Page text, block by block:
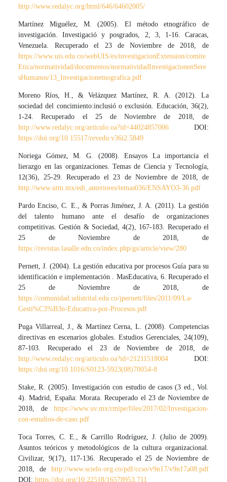
http://www.redalyc.org/html/646/64602005/
Martínez Miguélez, M. (2005). El método etnográfico de
investigación. Investigació y posgrados, 2, 3, 1-16. Caracas,
Venezuela. Recuperado el 23 de Noviembre de 2018, de
https://www.uis.edu.co/webUIS/es/investigacionExtension/comite
Etica/normatividad/documentos/normatividadInvestigacionenSere
sHumanos/13_Investigacionetnografica.pdf
Moreno Ríos, H., & Velázquez Martínez, R. A. (2012). La
sociedad del concimiento:inclusió o exclusión. Educación, 36(2),
1-24. Recuperado el 25 de Noviembre de 2018, de
http://www.redalyc.org/articulo.oa?id=44024857006 DOI:
https://doi.org/10.15517/revedu.v36i2.5849
Noriega Gómez, M. G. (2008). Ensayos La importancia el
lierazgo en las organizaciones. Temas de Ciencia y Tecnología,
12(36), 25-29. Recuperado el 23 de Noviembre de 2018, de
http://www.utm.mx/edi_anteriores/temas036/ENSAYO3-36.pdf
Pardo Enciso, C. E., & Porras Jiménez, J. A. (2011). La gestión
del talento humano ante el desafío de organizaciones
competitivas. Gestión & Sociedad, 4(2), 167-183. Recuperado el
25 de Noviembre de 2018, de
https://revistas.lasalle.edu.co/index.php/gs/article/view/280
Pernett, J. (2004). La gestión educativa por procesos Guía para su
identificación e implementación . MasEducativa, 6. Recuperado el
25 de Noviembre de 2018, de
https://comunidad.udistrital.edu.co/jpernett/files/2011/09/La-
Gesti%C3%B3n-Educativa-por-Procesos.pdf
Puga Villarreal, J., & Martínez Cerna, L. (2008). Competencias
directivas en escenarios globales. Estudios Gerenciales, 24(109),
87-103. Recuperado el 23 de Noviembre de 2018, de
http://www.redalyc.org/articulo.oa?id=21211518004 DOI:
https://doi.org/10.1016/S0123-5923(08)70054-8
Stake, R. (2005). Investigación con estudio de casos (3 ed., Vol.
4). Madrid, España: Morata. Recuperado el 23 de Noviembre de
2018, de https://www.uv.mx/rmipe/files/2017/02/Investigacion-
con-estudios-de-caso.pdf
Toca Torres, C. E., & Carrillo Rodríguez, J. (Julio de 2009).
Asuntos teóricos y metodológicos de la cultura organizacional.
Civilizar, 9(17), 117-136. Recuperado el 25 de Noviembre de
2018, de http://www.scielo.org.co/pdf/ccso/v9n17/v9n17a08.pdf
DOI:https://doi.org/10.22518/16578953.711